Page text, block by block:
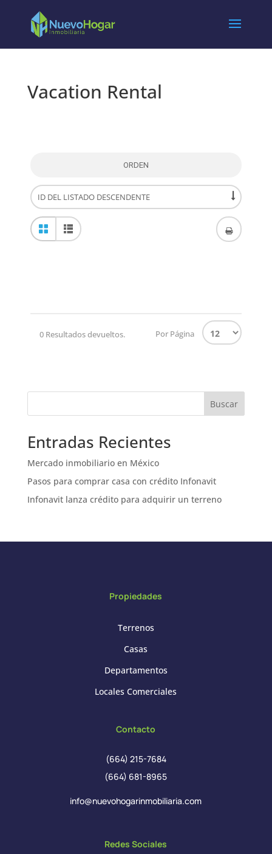
Vacation Rental
ORDEN
0 Resultados devueltos. Por Página
Buscar
Entradas Recientes
Mercado inmobiliario en México
Pasos para comprar casa con crédito Infonavit
Infonavit lanza crédito para adquirir un terreno
Propiedades
Terrenos
Casas
Departamentos
Locales Comerciales
Contacto
(664) 215-7684
(664) 681-8965
info@nuevohogarinmobiliaria.com
Redes Sociales